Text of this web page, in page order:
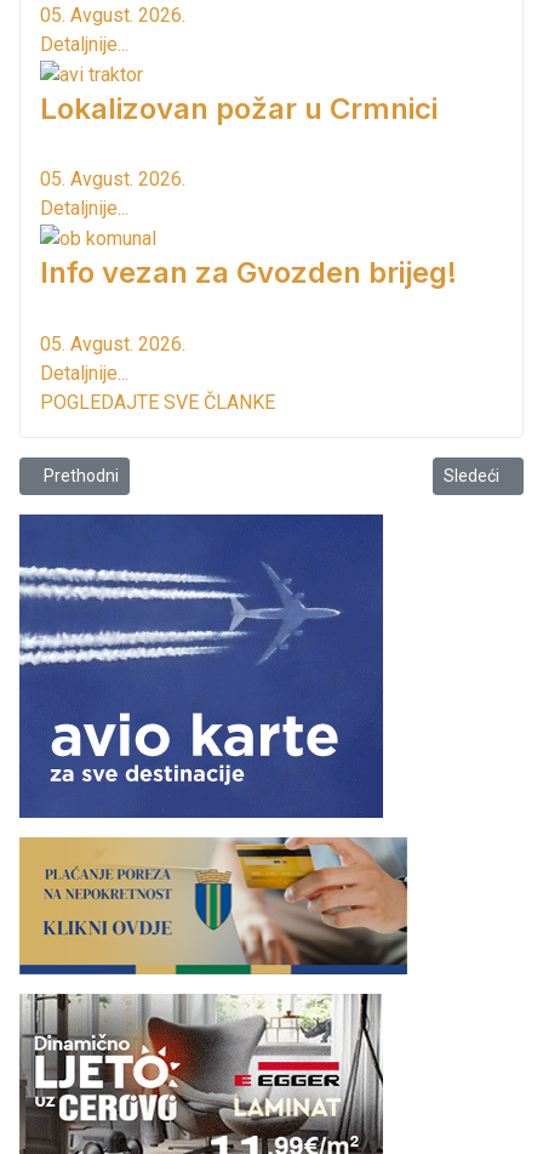
05. Avgust. 2026.
Detaljnije...
Lokalizovan požar u Crmnici
05. Avgust. 2026.
Detaljnije...
Info vezan za Gvozden brijeg!
05. Avgust. 2026.
Detaljnije...
POGLEDAJTE SVE ČLANKE
Prethodni članak: Opština Bar obnovila niz spomen-obilježja
Prethodni Sledeći
Sledeći